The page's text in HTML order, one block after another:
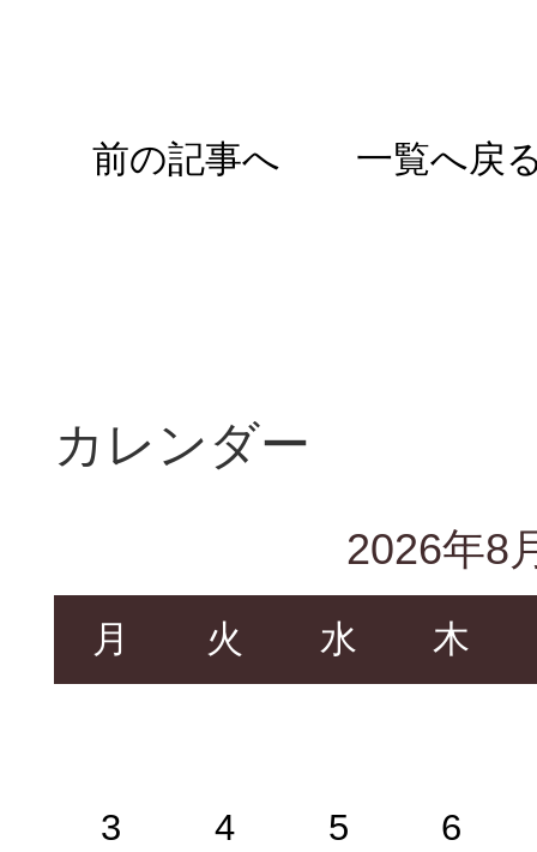
前の記事へ 一覧へ戻
カレンダー
2026年8
月 火 水 木
3 4 5 6